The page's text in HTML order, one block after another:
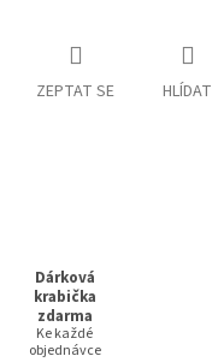
ZEPTAT SE HLÍDAT
Dárková
krabička
zdarma
Ke každé
objednávce